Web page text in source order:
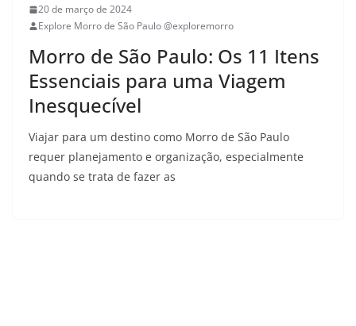
20 de março de 2024
Explore Morro de São Paulo @exploremorro
Morro de São Paulo: Os 11 Itens
Essenciais para uma Viagem
Inesquecível
Viajar para um destino como Morro de São Paulo
requer planejamento e organização, especialmente
quando se trata de fazer as